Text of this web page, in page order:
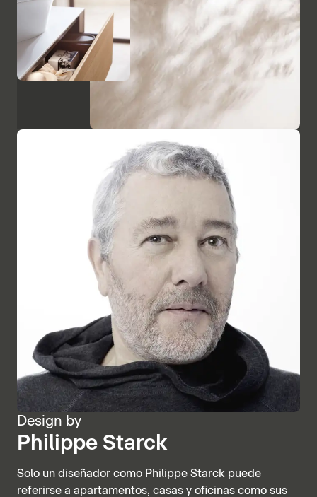
Design by
Philippe Starck
Solo un diseñador como Philippe Starck puede
referirse a apartamentos, casas y oficinas como sus